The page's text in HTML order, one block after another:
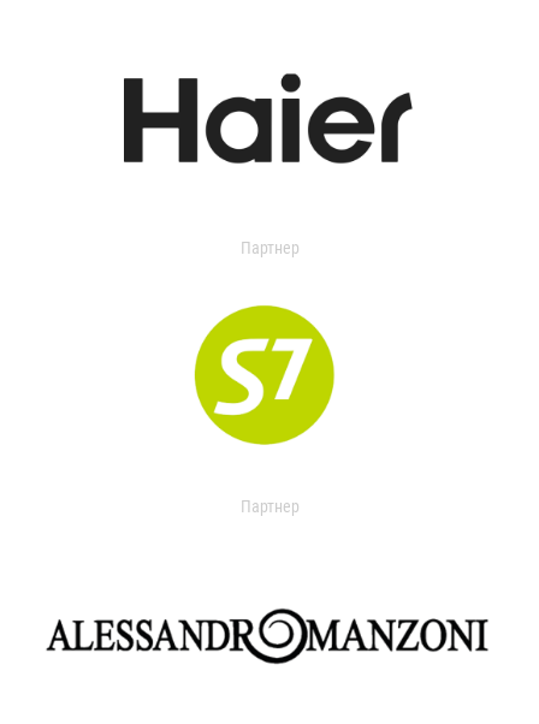
Партнер
Партнер